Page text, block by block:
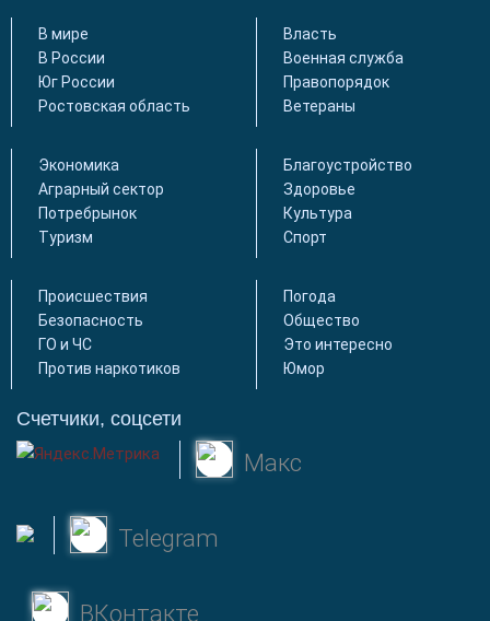
В мире
В России
Юг России
Ростовская область
Власть
Военная служба
Правопорядок
Ветераны
Экономика
Аграрный сектор
Потребрынок
Туризм
Благоустройство
Здоровье
Культура
Спорт
Происшествия
Безопасность
ГО и ЧС
Против наркотиков
Погода
Общество
Это интересно
Юмор
Счетчики, соцсети
Макс
Telegram
ВКонтакте